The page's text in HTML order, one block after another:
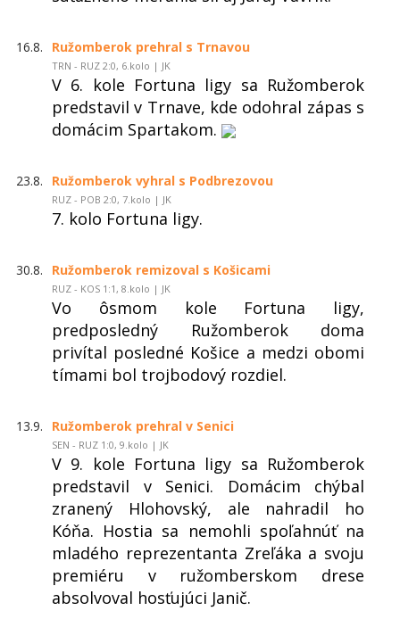
16.8. Ružomberok prehral s Trnavou
TRN - RUZ 2:0, 6.kolo | JK
V 6. kole Fortuna ligy sa Ružomberok
predstavil v Trnave, kde odohral zápas s
domácim Spartakom.
23.8. Ružomberok vyhral s Podbrezovou
RUZ - POB 2:0, 7.kolo | JK
7. kolo Fortuna ligy.
30.8. Ružomberok remizoval s Košicami
RUZ - KOS 1:1, 8.kolo | JK
Vo ôsmom kole Fortuna ligy,
predposledný Ružomberok doma
privítal posledné Košice a medzi obomi
tímami bol trojbodový rozdiel.
13.9. Ružomberok prehral v Senici
SEN - RUZ 1:0, 9.kolo | JK
V 9. kole Fortuna ligy sa Ružomberok
predstavil v Senici. Domácim chýbal
zranený Hlohovský, ale nahradil ho
Kóňa. Hostia sa nemohli spoľahnúť na
mladého reprezentanta Zreľáka a svoju
premiéru v ružomberskom drese
absolvoval hosťujúci Janič.